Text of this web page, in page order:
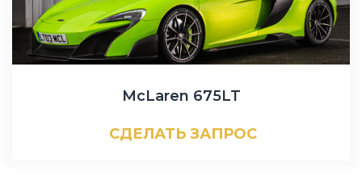
McLaren 675LT
СДЕЛАТЬ ЗАПРОС